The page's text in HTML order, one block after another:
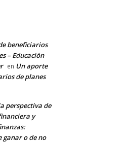
beneficiarios
– Educación
en Un aporte
de planes
perspectiva de
y
ganar o de no